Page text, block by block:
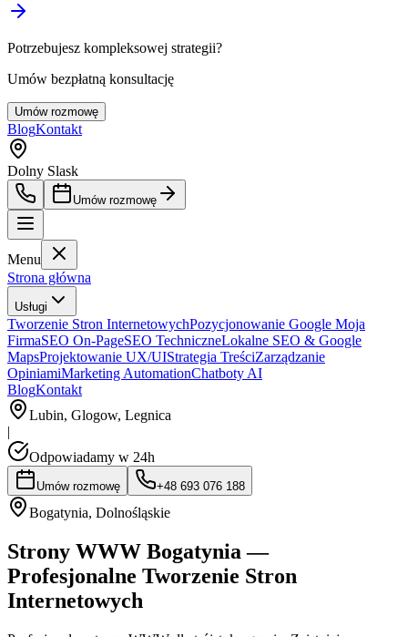
Potrzebujesz kompleksowej strategii?
Umów bezpłatną konsultację
Umów rozmowę
BlogKontakt
Dolny Slask
Umów rozmowę
Menu
Strona główna
Usługi
Tworzenie Stron InternetowychPozycjonowanie Google Moja
FirmaSEO On-PageSEO TechniczneLokalne SEO & Google
MapsProjektowanie UX/UIStrategia TreściZarządzanie
OpiniamiMarketing AutomationChatboty AI
BlogKontakt
Lubin, Glogow, Legnica
|
Odpowiadamy w 24h
Umów rozmowę +48 693 076 188
Bogatynia, Dolnośląskie
Strony WWW Bogatynia —
Profesjonalne Tworzenie Stron
Internetowych